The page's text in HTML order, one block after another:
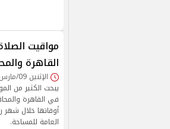
القاهرة
الإثنين 09/مارس/2026 - 11:25 ص
في القاهرة
أوقاتها خلال شهر
العامة للمساحة.